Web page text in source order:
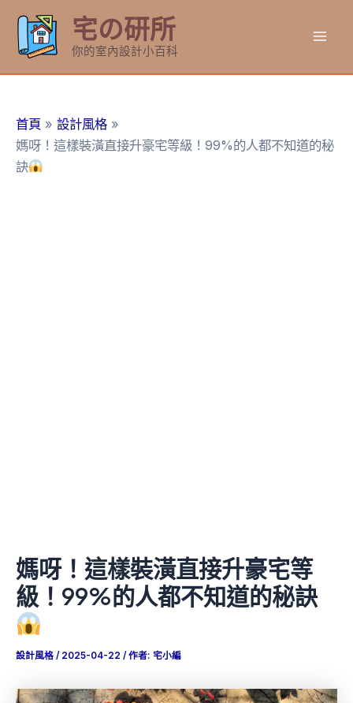
要
宅の研所
你的室內設計小百科
首頁
設計風格
媽呀！這樣裝潢直接升豪宅等級！99%的人都不知道的秘
訣
媽呀！這樣裝潢直接升豪宅等
級！99%的人都不知道的秘訣
設計風格 / 2025-04-22 / 作者: 宅小編